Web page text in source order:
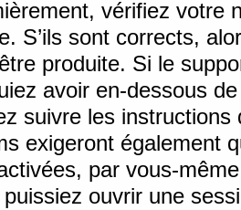
vérifiez votre
S’ils sont corrects,
produite. Si le
avoir en-dessous
suivre les
exigeront également
par vous-
ouvrir une